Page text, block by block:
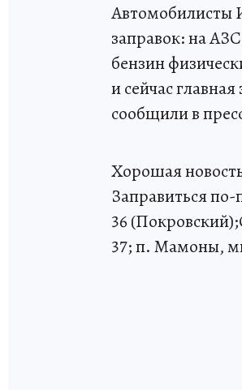
Автомобилисты
заправок: на
бензин
и сейчас
сообщили в
Хорошая
Заправиться
36
37; п. Мамоны,